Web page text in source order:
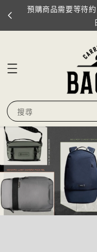
預購商品需要等待
搜尋